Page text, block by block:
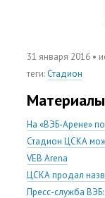
31 января 2016 •
теги: Стадион
На «ВЭБ-Арене»
Стадион ЦСКА
VEB Arena
ЦСКА продал
Пресс-служба